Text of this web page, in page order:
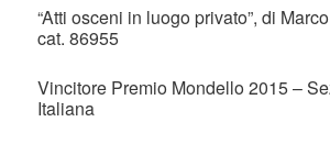
“Atti osceni in luogo privato”, di
cat. 86955
Vincitore Premio Mondello 2015 –
Italiana